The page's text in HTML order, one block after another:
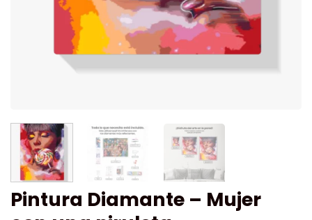
Pintura Diamante – Mujer